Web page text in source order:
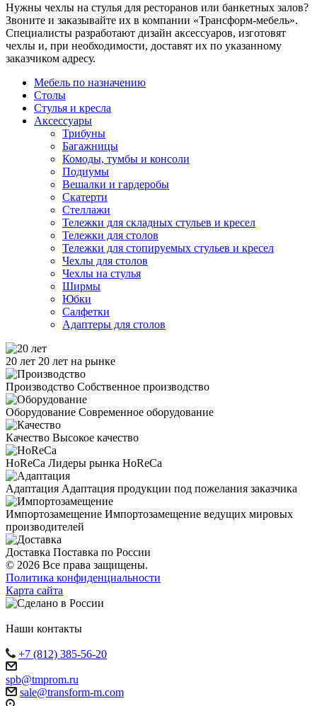
Нужны чехлы на стулья для ресторанов или банкетных залов?
Звоните и заказывайте их в компании «Трансформ-мебель».
Специалисты разработают дизайн аксессуаров, изготовят
чехлы и, при необходимости, доставят их по указанному
заказчиком адресу.
Мебель по назначению
Столы
Стулья и кресла
Аксессуары
Трибуны
Багажницы
Комоды, тумбы и консоли
Подиумы
Вешалки и гардеробы
Скатерти
Стеллажи
Тележки для складных стульев и кресел
Тележки для столов
Тележки для стопируемых стульев и кресел
Чехлы для столов
Чехлы на стулья
Ширмы
Юбки
Салфетки
Адаптеры для столов
20 лет 20 лет на рынке
Производство Собственное производство
Оборудование Современное оборудование
Качество Высокое качество
HoReCa Лидеры рынка HoReCa
Адаптация Адаптация продукции под пожелания заказчика
Импортозамещение Импортозамещение ведущих мировых
производителей
Доставка Поставка по России
© 2026 Все права защищены.
Политика конфиденциальности
Карта сайта
Наши контакты
+7 (812) 385-56-20
spb@tmprom.ru
sale@transform-m.com